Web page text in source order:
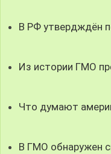
В РФ утвердждён
Из истории ГМО
Что думают
В ГМО обнаружен